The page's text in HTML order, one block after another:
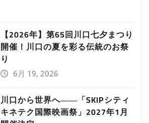
【2026年】第65回川口七夕まつり
開催！川口の夏を彩る伝統のお祭
り
6月 19, 2026
川口から世界へ――「SKIPシティ
キネテク国際映画祭」2027年1月